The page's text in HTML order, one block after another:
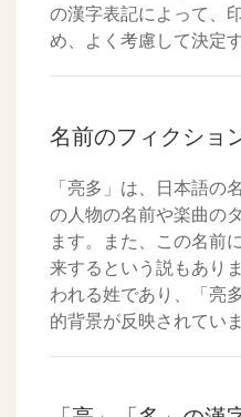
の漢字表記によって、
め、よく考慮して決定
名前のフィクショ
「亮多」は、日本語の
の人物の名前や楽曲の
ます。また、この名前
来するという説もあり
われる姓であり、「亮
的背景が反映されていま